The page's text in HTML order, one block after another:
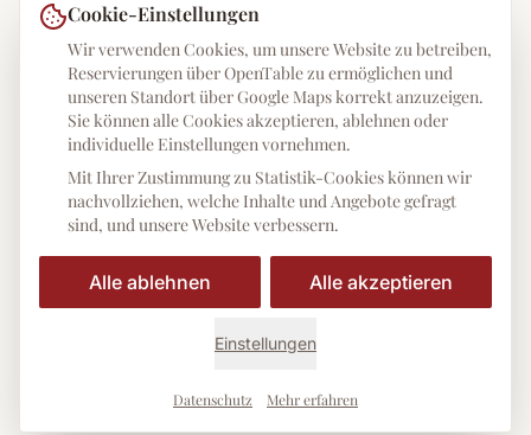
Cookie-Einstellungen
Wir verwenden Cookies, um unsere Website zu betreiben,
Reservierungen über OpenTable zu ermöglichen und
unseren Standort über Google Maps korrekt anzuzeigen.
Sie können alle Cookies akzeptieren, ablehnen oder
individuelle Einstellungen vornehmen.
Mit Ihrer Zustimmung zu Statistik-Cookies können wir
nachvollziehen, welche Inhalte und Angebote gefragt
sind, und unsere Website verbessern.
Alle ablehnen Alle akzeptieren
Einstellungen
Datenschutz Mehr erfahren
in 60–90 Sekunden perfekt gebacken. Der Teig wird
knusprig, der Belag bleibt saftig.
⏱️
⏱️ 48h Teigführung
Unser Teig reift mindestens 48 Stunden bei kontrollierter
Temperatur. Das Ergebnis: leicht, bekömmlich und voller
Geschmack.
🍅
🍅 Original italienische Zutaten